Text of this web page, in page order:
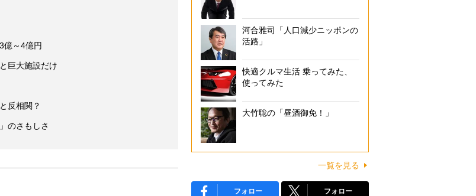
～4億円
巨大施設だけ
反相関？
のさもしさ
河合雅司「人口減少ニッポンの
活路」
快適クルマ生活 乗ってみた、
使ってみた
大竹聡の「昼酒御免！」
一覧を見る
フォロー フォロー